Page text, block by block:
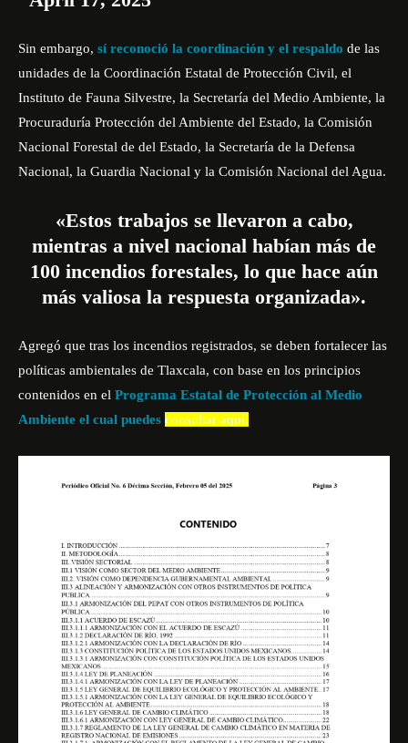
Sin embargo, sí reconoció la coordinación y el respaldo de las
unidades de la Coordinación Estatal de Protección Civil, el
Instituto de Fauna Silvestre, la Secretaría del Medio Ambiente, la
Procuraduría Protección del Ambiente del Estado, la Comisión
Nacional Forestal de del Estado, la Secretaría de la Defensa
Nacional, la Guardia Nacional y la Comisión Nacional del Agua.
«Estos trabajos se llevaron a cabo,
mientras a nivel nacional habían más de
100 incendios forestales, lo que hace aún
más valiosa la respuesta organizada».
Agregó que tras los incendios registrados, se deben fortalecer las
políticas ambientales de Tlaxcala, con base en los principios
contenidos en el Programa Estatal de Protección al Medio
Ambiente el cual puedes consultar aquí.